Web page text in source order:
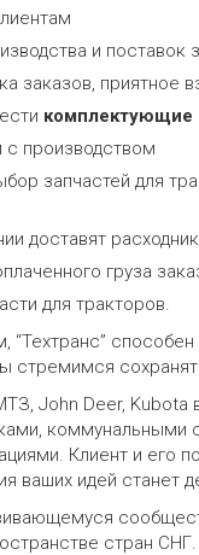
и поставок
заказов, приятное
комплектующие
производством
запчастей для
доставят
груза
для тракторов.
“Техтранс”
стремимся
John Deer,
коммунальными
Клиент и его
ваших идей
стран СНГ.